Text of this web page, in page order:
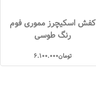
کفش اسکیچرز مموری فوم
رنگ طوسی
تومان6.100.000